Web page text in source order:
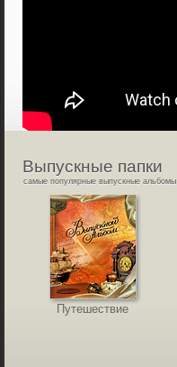
Выпускные папки
самые популярные выпускные альбомы
Путешествие